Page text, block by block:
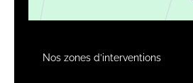
Nos zones d’interventions